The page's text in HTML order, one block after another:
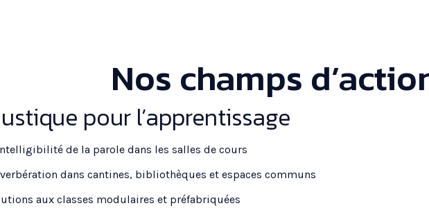
Nos champs
pour l’apprentissage
de la parole dans les salles de cours
dans cantines, bibliothèques et espaces communs
aux classes modulaires et préfabriquées